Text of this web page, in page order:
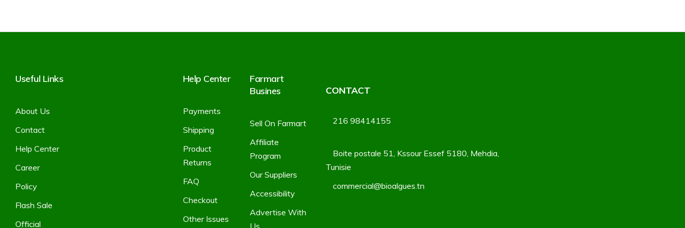
Useful Links
About Us
Contact
Help Center
Career
Policy
Flash Sale
Official
Help Center
Payments
Shipping
Product
Returns
FAQ
Checkout
Other Issues
Farmart
Busines
Sell On Farmart
Affiliate
Program
Our Suppliers
Accessibility
Advertise With
CONTACT
216 98414155
Boite postale 51, Kssour Essef 5180, Mehdia,
Tunisie
commercial@bioalgues.tn